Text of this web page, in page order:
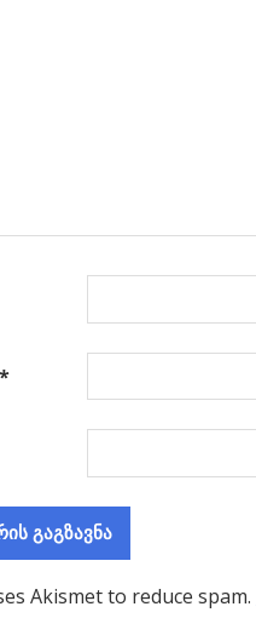
*
Akismet to reduce spam.